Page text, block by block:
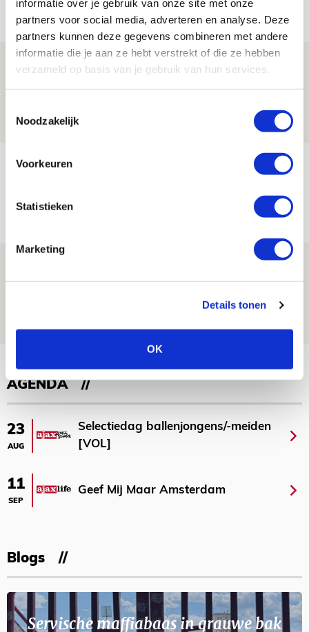
informatie over je gebruik van onze site met onze
partners voor social media, adverteren en analyse. Deze
partners kunnen deze gegevens combineren met andere
informatie die je aan ze hebt verstrekt of die ze hebben
verzameld op basis van je gebruik van hun services.
Noodzakelijk
Voorkeuren
Statistieken
Marketing
Details tonen
OK
Net binnen //
Drie dingen die je moet weten over PEC
Zwolle - Ajax
NIEUWS
Míchels elf: met welke formatie begin
08 AUGUSTUS 2026 - 11:34
maakt Abdalla ‘geen reet’ uit
AGENDA
23
AUG
Selectiedag ballenjongens/-meiden
[VOL]
11
SEP
Geef Mij Maar Amsterdam
Blogs
Servische maffiabaas in grauwe bak